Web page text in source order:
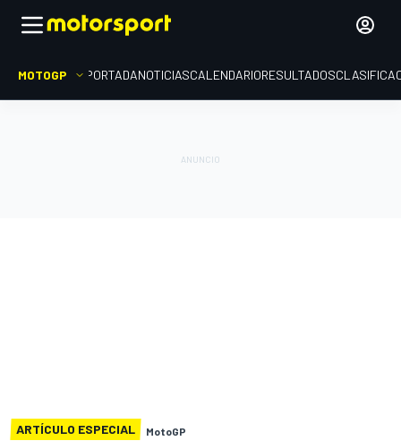
MOTOGP PORTADANOTICIASCALENDARIORESULTADOS
ARTÍCULO ESPECIAL MotoGP